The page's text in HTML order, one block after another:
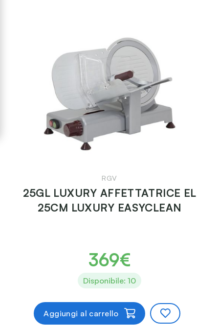
RGV
25GL LUXURY AFFETTATRICE EL
25CM LUXURY EASYCLEAN
369€
Disponibile: 10
Aggiungi al carrello